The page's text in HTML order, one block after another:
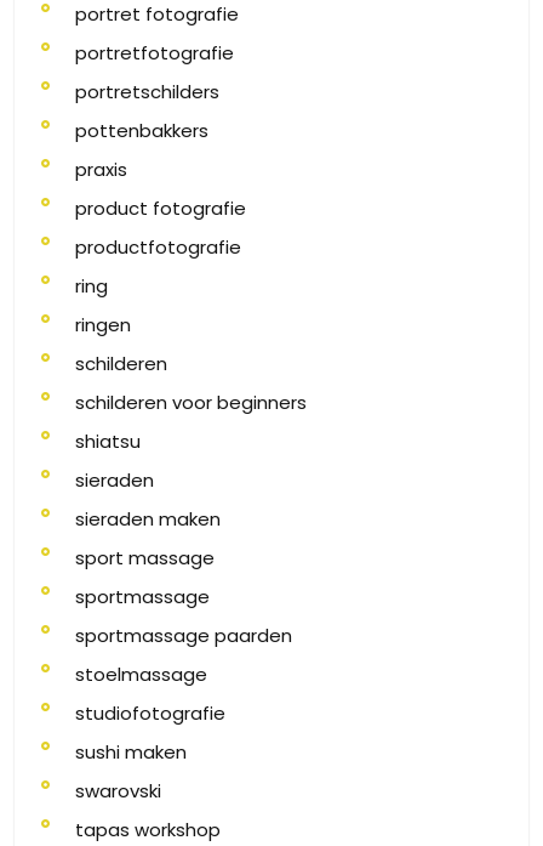
portret fotografie
portretfotografie
portretschilders
pottenbakkers
praxis
product fotografie
productfotografie
ring
ringen
schilderen
schilderen voor beginners
shiatsu
sieraden
sieraden maken
sport massage
sportmassage
sportmassage paarden
stoelmassage
studiofotografie
sushi maken
swarovski
tapas workshop